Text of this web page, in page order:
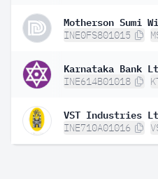
Motherson Sumi
INE0FS801015
Karnataka Bank
INE614B01018
VST Industries
INE710A01016